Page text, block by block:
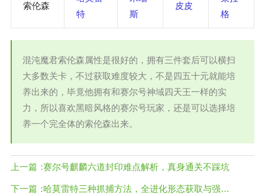
索伦森
特
斯
皮皮
格
混沌魔君索伦森属性是很好的，拥有三件套后可以横扫
大多数关卡，不过获取难度较大，不是四五十元就能培
养出来的，毕竟他拥有和赛尔号神域四天王一样的实
力，所以喜欢黑暗风格的赛尔号玩家，还是可以选择培
养一个完全体的索伦森出来。
上一篇：赛尔号麒麟六道封印难点解析，真身通关不踩坑
下一篇： 哈莫雷特三种抓捕方法，全进化形态获取与强度分析